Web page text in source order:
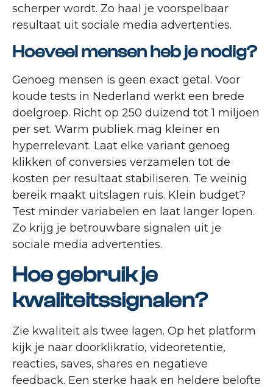
scherper wordt. Zo haal je voorspelbaar
resultaat uit sociale media advertenties.
Hoeveel mensen heb je nodig?
Genoeg mensen is geen exact getal. Voor
koude tests in Nederland werkt een brede
doelgroep. Richt op 250 duizend tot 1 miljoen
per set. Warm publiek mag kleiner en
hyperrelevant. Laat elke variant genoeg
klikken of conversies verzamelen tot de
kosten per resultaat stabiliseren. Te weinig
bereik maakt uitslagen ruis. Klein budget?
Test minder variabelen en laat langer lopen.
Zo krijg je betrouwbare signalen uit je
sociale media advertenties.
Hoe gebruik je
kwaliteitssignalen?
Zie kwaliteit als twee lagen. Op het platform
kijk je naar doorklikratio, videoretentie,
reacties, saves, shares en negatieve
feedback. Een sterke haak en heldere belofte